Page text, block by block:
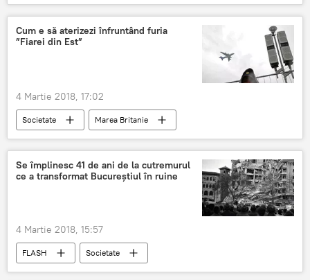
România
Cum e să aterizezi înfruntând furia
”Fiarei din Est”
4 Martie 2018, 17:02
Societate
Marea Britanie
Birmingham
Vânt
viscol
aterizare
Video
Se împlinesc 41 de ani de la cutremurul
ce a transformat Bucureştiul în ruine
4 Martie 2018, 15:57
FLASH
Societate
cutremurul din 1977
aniversare